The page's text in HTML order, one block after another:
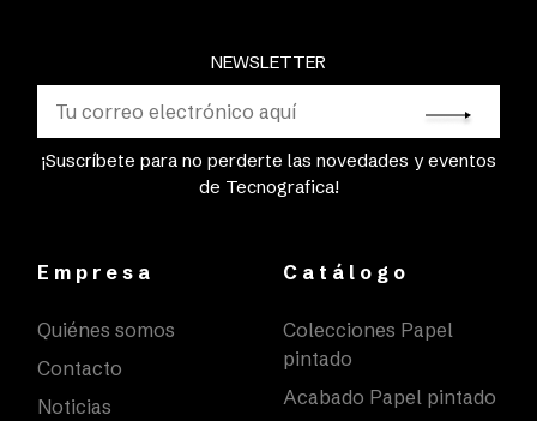
NEWSLETTER
¡Suscríbete para no perderte las novedades y eventos
de Tecnografica!
Empresa
Quiénes somos
Contacto
Noticias
Catálogo
Colecciones Papel
pintado
Acabado Papel pintado